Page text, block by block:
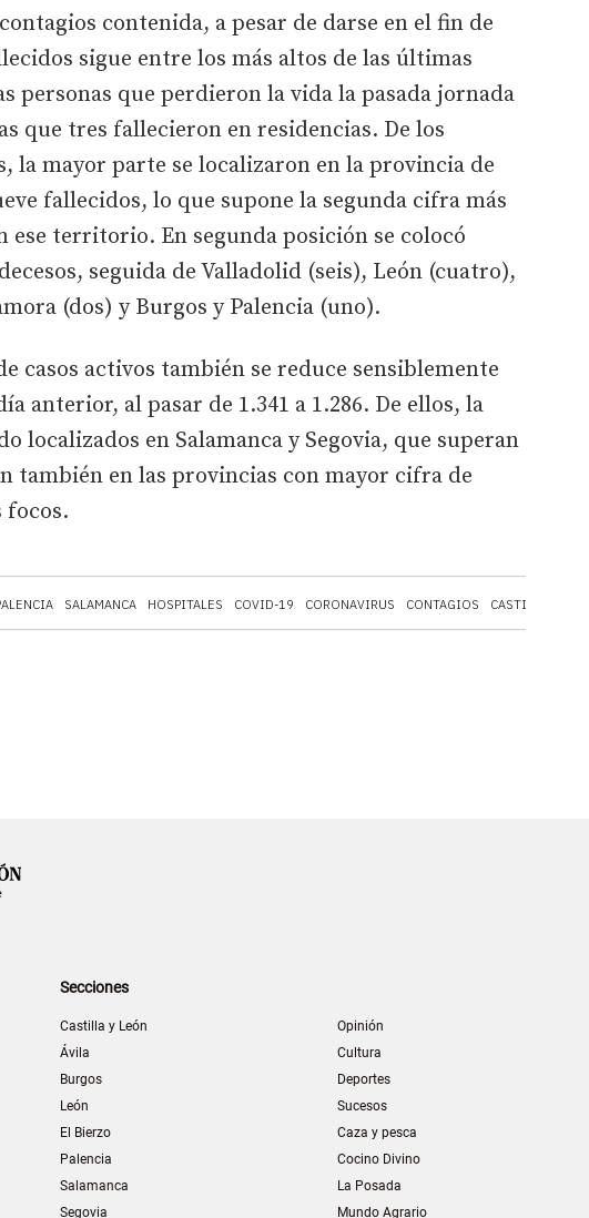
SALAMANCA HOSPITALES COVID-19 CORONAVIRUS CONTAGIOS CASTILLA Y LEÓN
contenida, a pesar de darse en el fin de
sigue entre los más altos de las últimas
personas que perdieron la vida la pasada jornada
que tres fallecieron en residencias. De los
la mayor parte se localizaron en la provincia de
fallecidos, lo que supone la segunda cifra más
ese territorio. En segunda posición se colocó
seguida de Valladolid (seis), León (cuatro),
(dos) y Burgos y Palencia (uno).
casos activos también se reduce sensiblemente
anterior, al pasar de 1.341 a 1.286. De ellos, la
localizados en Salamanca y Segovia, que superan
también en las provincias con mayor cifra de
focos.
Secciones
Castilla y León
Ávila
Burgos
León
El Bierzo
Palencia
Salamanca
Segovia
Opinión
Cultura
Deportes
Sucesos
Caza y pesca
Cocino Divino
La Posada
Mundo Agrario